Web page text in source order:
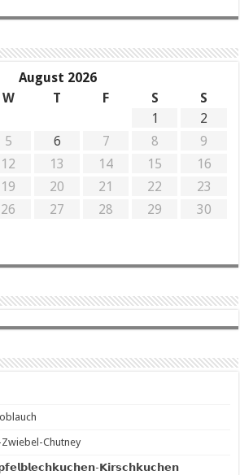
August 2026
W T F S
S
1
2
5 6 7 8
9
12 13 14 15
16
19 20 21 22
23
26 27 28 29
30
Chutney
𝗞𝗶𝗿𝘀𝗰𝗵𝗸𝘂𝗰𝗵𝗲𝗻